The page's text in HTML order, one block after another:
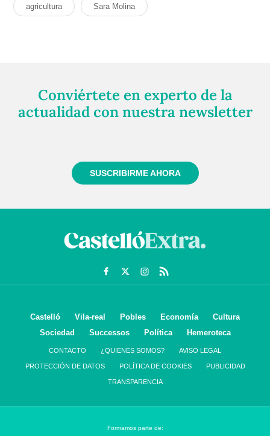
agricultura Sara Molina
Conviértete en experto de la
actualidad con nuestra newsletter
SUSCRIBIRME AHORA
Castelló Vila-real Pobles Economía
Cultura
Sociedad
Successos Política Hemeroteca
CONTACTO ¿QUIENES SOMOS? AVISO LEGAL
PROTECCIÓN DE DATOS POLÍTICA DE COOKIES PUBLICIDAD
TRANSPARENCIA
Formamos parte de: